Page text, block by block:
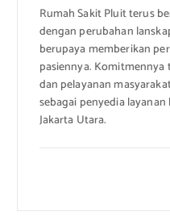
Rumah Sakit Pluit terus
dengan perubahan
berupaya memberikan
pasiennya.
dan pelayanan
sebagai penyedia
Jakarta Utara.